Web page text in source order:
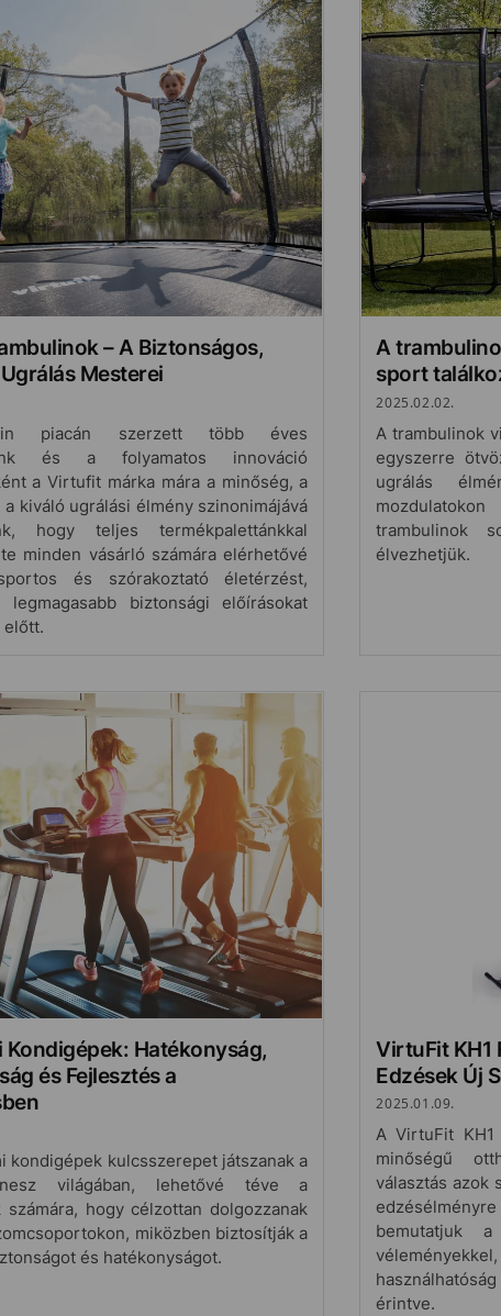
– A Biztonságos,
Mesterei
piacán szerzett több éves
és a folyamatos innováció
a Virtufit márka mára a minőség, a
kiváló ugrálási élmény szinonimájává
hogy teljes termékpalettánkkal
minden vásárló számára elérhetővé
és szórakoztató életérzést,
legmagasabb biztonsági előírásokat
előtt.
A
sport
2025.02.02.
A trambulinok
egyszerre
ugrálás
trambulinok
élvezhetjük.
Kondigépek: Hatékonyság,
és Fejlesztés a
kondigépek kulcsszerepet játszanak a
világában, lehetővé téve a
számára, hogy célzottan dolgozzanak
miközben biztosítják a
és hatékonyságot.
VirtuFit KH1
Edzések Új
2025.01.09.
A VirtuFit
minőségű
választás azok
bemutatjuk
érintve.